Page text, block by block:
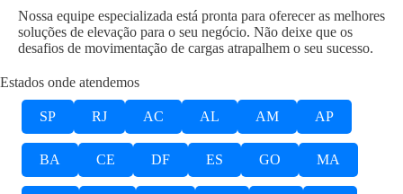
Nossa equipe especializada está pronta para oferecer as melhores
soluções de elevação para o seu negócio. Não deixe que os
desafios de movimentação de cargas atrapalhem o seu sucesso.
Estados onde atendemos
SP RJ AC AL AM AP
BA CE DF ES GO MA